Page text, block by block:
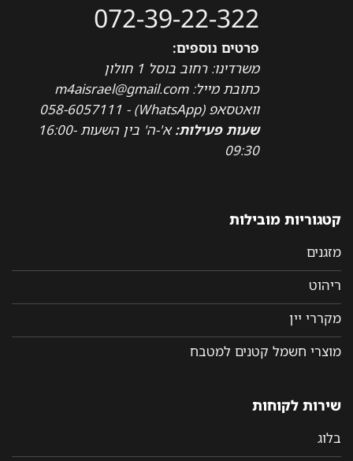
072-39-22-322
פרטים נוספים:
משרדינו: רחוב בוסל 1 חולון
כתובת מייל: m4aisrael@gmail.com
וואטסאפ (WhatsApp) - 058-6057111
שעות פעילות:
א'-ה' בין השעות 16:00-
09:30
קטגוריות מובילות
מזגנים
ריהוט
מקררי יין
מוצרי חשמל קטנים למטבח
שירות לקוחות
בלוג